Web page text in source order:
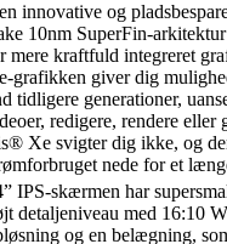
innovative og
10nm SuperFin-
mere kraftfuld integreret
grafikken giver dig
tidligere generationer,
redigere, rendere eller
Xe svigter dig ikke, og
nede for et
IPS-skærmen har
detaljeniveau med 16:10
og en belægning,